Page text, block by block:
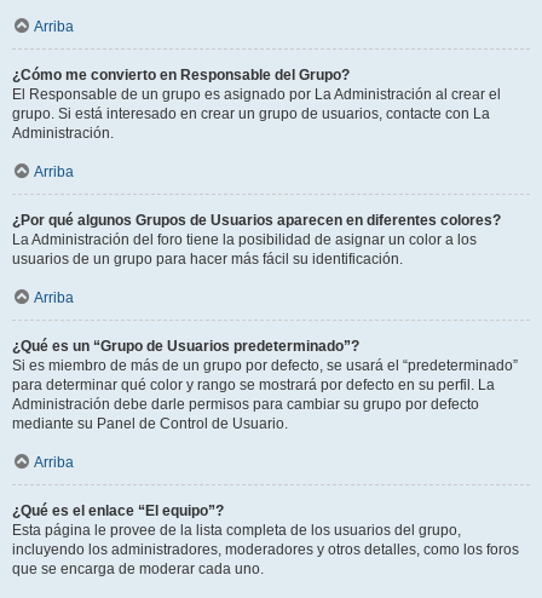
Arriba
¿Cómo me convierto en Responsable del Grupo?
El Responsable de un grupo es asignado por La Administración al crear el
grupo. Si está interesado en crear un grupo de usuarios, contacte con La
Administración.
Arriba
¿Por qué algunos Grupos de Usuarios aparecen en diferentes colores?
La Administración del foro tiene la posibilidad de asignar un color a los
usuarios de un grupo para hacer más fácil su identificación.
Arriba
¿Qué es un “Grupo de Usuarios predeterminado”?
Si es miembro de más de un grupo por defecto, se usará el “predeterminado”
para determinar qué color y rango se mostrará por defecto en su perfil. La
Administración debe darle permisos para cambiar su grupo por defecto
mediante su Panel de Control de Usuario.
Arriba
¿Qué es el enlace “El equipo”?
Esta página le provee de la lista completa de los usuarios del grupo,
incluyendo los administradores, moderadores y otros detalles, como los foros
que se encarga de moderar cada uno.